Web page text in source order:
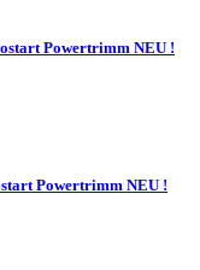
Powertrimm NEU !
Powertrimm NEU !